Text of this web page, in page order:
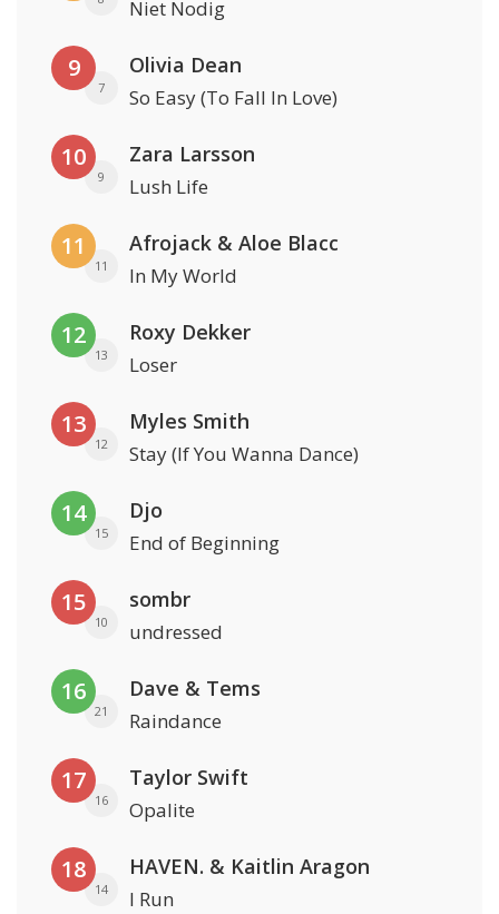
Niet Nodig
9
7
Olivia Dean
So Easy (To Fall In Love)
10
9
Zara Larsson
Lush Life
11
11
Afrojack & Aloe Blacc
In My World
12
13
Roxy Dekker
Loser
13
12
Myles Smith
Stay (If You Wanna Dance)
14
15
Djo
End of Beginning
15
10
sombr
undressed
16
21
Dave & Tems
Raindance
17
16
Taylor Swift
Opalite
18
14
HAVEN. & Kaitlin Aragon
I Run